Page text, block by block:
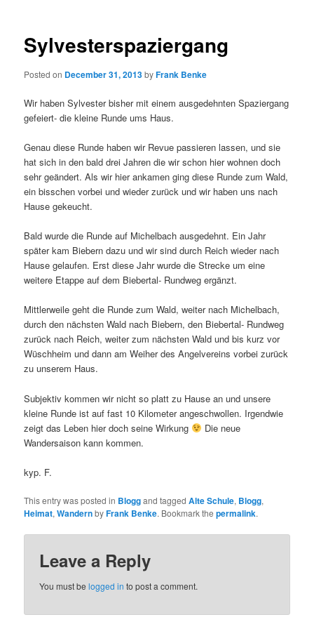
Sylvesterspaziergang
Posted on December 31, 2013byFrank Benke
Wir haben Sylvester bisher mit einem ausgedehnten Spaziergang
gefeiert- die kleine Runde ums Haus.
Genau diese Runde haben wir Revue passieren lassen, und sie
hat sich in den bald drei Jahren die wir schon hier wohnen doch
sehr geändert. Als wir hier ankamen ging diese Runde zum Wald,
ein bisschen vorbei und wieder zurück und wir haben uns nach
Hause gekeucht.
Bald wurde die Runde auf Michelbach ausgedehnt. Ein Jahr
später kam Biebern dazu und wir sind durch Reich wieder nach
Hause gelaufen. Erst diese Jahr wurde die Strecke um eine
weitere Etappe auf dem Biebertal- Rundweg ergänzt.
Mittlerweile geht die Runde zum Wald, weiter nach Michelbach,
durch den nächsten Wald nach Biebern, den Biebertal- Rundweg
zurück nach Reich, weiter zum nächsten Wald und bis kurz vor
Wüschheim und dann am Weiher des Angelvereins vorbei zurück
zu unserem Haus.
Subjektiv kommen wir nicht so platt zu Hause an und unsere
kleine Runde ist auf fast 10 Kilometer angeschwollen. Irgendwie
zeigt das Leben hier doch seine Wirkung
Die neue
Wandersaison kann kommen.
kyp. F.
This entry was posted in Bloggand taggedAlte Schule, Blogg,
Heimat,WandernbyFrank Benke. Bookmark thepermalink.
Leave a Reply
You must belogged in to post a comment.